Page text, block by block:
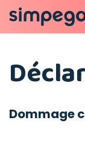
Dommage